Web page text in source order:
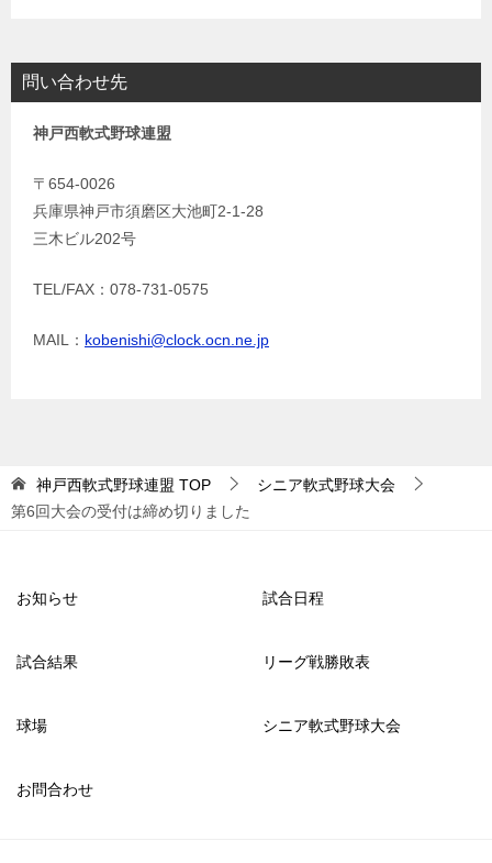
問い合わせ先
神戸西軟式野球連盟
〒654-0026
兵庫県神戸市須磨区大池町2-1-28
三木ビル202号
TEL/FAX：078-731-0575
MAIL： kobenishi@clock.ocn.ne.jp
神戸西軟式野球連盟 TOP
シニア軟式野球大会
第6回大会の受付は締め切りました
お知らせ 試合日程
試合結果 リーグ戦勝敗表
球場 シニア軟式野球大会
お問合わせ